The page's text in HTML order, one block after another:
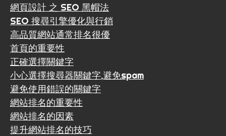
網頁設計 之 SEO 黑帽法
SEO 搜尋引擎優化與行銷
高品質網站通常排名很優
首頁的重要性
正確選擇關鍵字
小心選擇搜尋器關鍵字,避免spam
避免使用錯誤的關鍵字
網站排名的重要性
網站排名的因素
提升網站排名的技巧